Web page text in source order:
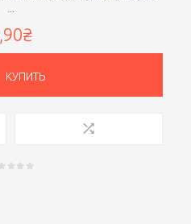
КУПИТЬ